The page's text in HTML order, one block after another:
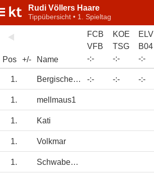
Rudi Völlers Haare
Tippübersicht • 1. Spieltag
Pos +/- Name
FCB
VFB
-:-
KOE
TSG
-:-
ELV
B04
-:-
1. BergischerLoewe -:- -:- -:-
1. mellmaus1
1. Kati
1. Volkmar
1. SchwabeNRW